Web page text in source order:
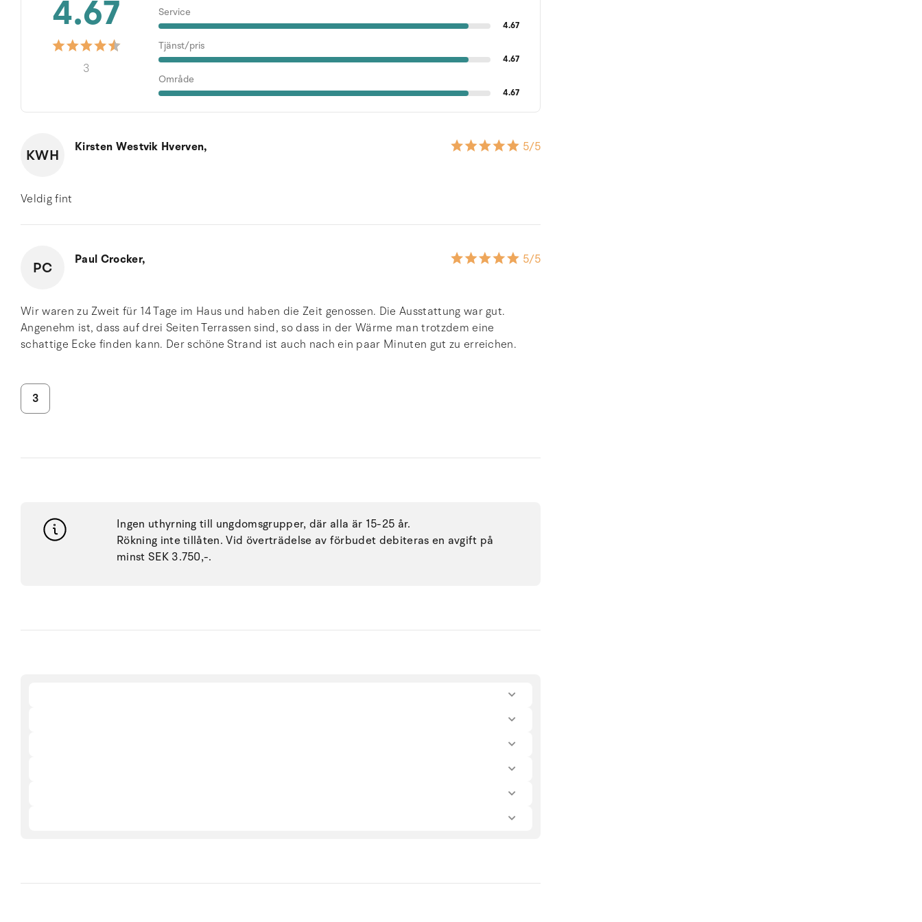
4.67
3
Service
4.67
Tjänst/pris
4.67
Område
4.67
KWH Kirsten Westvik Hverven, 5/5
Veldig fint
PC Paul Crocker, 5/5
Wir waren zu Zweit für 14 Tage im Haus und haben die Zeit genossen. Die Ausstattung war gut.
Angenehm ist, dass auf drei Seiten Terrassen sind, so dass in der Wärme man trotzdem eine
schattige Ecke finden kann. Der schöne Strand ist auch nach ein paar Minuten gut zu erreichen.
3
Ingen uthyrning till ungdomsgrupper, där alla är 15-25 år.
Rökning inte tillåten. Vid överträdelse av förbudet debiteras en avgift på
minst SEK 3.750,-.